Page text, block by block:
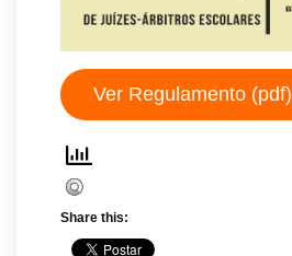
Ver Regulamento (pdf)
Share this: